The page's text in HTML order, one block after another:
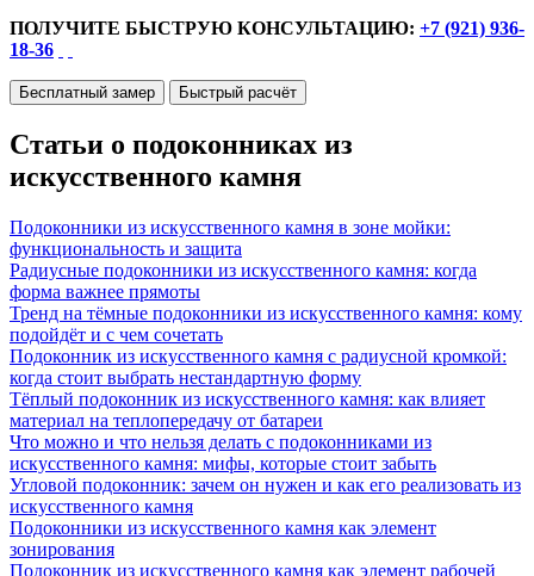
ПОЛУЧИТЕ БЫСТРУЮ КОНСУЛЬТАЦИЮ: +7 (921) 936-
18-36
Бесплатный замер Быстрый расчёт
Статьи о подоконниках из
искусственного камня
Подоконники из искусственного камня в зоне мойки:
функциональность и защита
Радиусные подоконники из искусственного камня: когда
форма важнее прямоты
Тренд на тёмные подоконники из искусственного камня: кому
подойдёт и с чем сочетать
Подоконник из искусственного камня с радиусной кромкой:
когда стоит выбрать нестандартную форму
Тёплый подоконник из искусственного камня: как влияет
материал на теплопередачу от батареи
Что можно и что нельзя делать с подоконниками из
искусственного камня: мифы, которые стоит забыть
Угловой подоконник: зачем он нужен и как его реализовать из
искусственного камня
Подоконники из искусственного камня как элемент
зонирования
Подоконник из искусственного камня как элемент рабочей